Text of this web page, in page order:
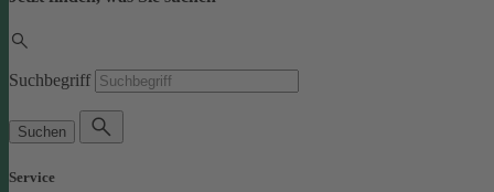
Suchbegriff
Suchen
Service